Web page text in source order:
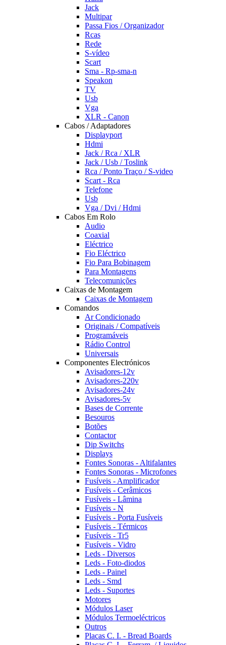
Jack
Multipar
Passa Fios / Organizador
Rcas
Rede
S-vídeo
Scart
Sma - Rp-sma-n
Speakon
TV
Usb
Vga
XLR - Canon
Cabos / Adaptadores
Displayport
Hdmi
Jack / Rca / XLR
Jack / Usb / Toslink
Rca / Ponto Traço / S-video
Scart - Rca
Telefone
Usb
Vga / Dvi / Hdmi
Cabos Em Rolo
Audio
Coaxial
Eléctrico
Fio Eléctrico
Fio Para Bobinagem
Para Montagens
Telecomunições
Caixas de Montagem
Caixas de Montagem
Comandos
Ar Condicionado
Originais / Compatíveis
Programáveis
Rádio Control
Universais
Componentes Electrónicos
Avisadores-12v
Avisadores-220v
Avisadores-24v
Avisadores-5v
Bases de Corrente
Besouros
Botões
Contactor
Dip Switchs
Displays
Fontes Sonoras - Altifalantes
Fontes Sonoras - Microfones
Fusíveis - Amplificador
Fusíveis - Cerâmicos
Fusíveis - Lâmina
Fusíveis - N
Fusíveis - Porta Fusíveis
Fusíveis - Térmicos
Fusíveis - Tr5
Fusíveis - Vidro
Leds - Diversos
Leds - Foto-diodos
Leds - Painel
Leds - Smd
Leds - Suportes
Motores
Módulos Laser
Módulos Termoeléctricos
Outros
Placas C. I. - Bread Boards